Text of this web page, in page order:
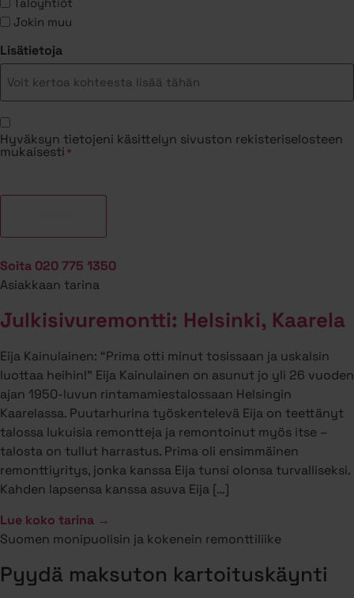
Jokin muu
Lisätietoja
Suostumus
*
Hyväksyn tietojeni käsittelyn sivuston rekisteriselosteen
mukaisesti *
Soita 020 775 1350
Asiakkaan tarina
Julkisivuremontti: Helsinki, Kaarela
Eija Kainulainen: “Prima otti minut tosissaan ja uskalsin
luottaa heihin!” Eija Kainulainen on asunut jo yli 26 vuoden
ajan 1950-luvun rintamamiestalossaan Helsingin
Kaarelassa. Puutarhurina työskentelevä Eija on teettänyt
talossa lukuisia remontteja ja remontoinut myös itse –
talosta on tullut harrastus. Prima oli ensimmäinen
remonttiyritys, jonka kanssa Eija tunsi olonsa turvalliseksi.
Kahden lapsensa kanssa asuva Eija […]
Lue koko tarina →
Suomen monipuolisin ja kokenein remonttiliike
Pyydä maksuton kartoituskäynti